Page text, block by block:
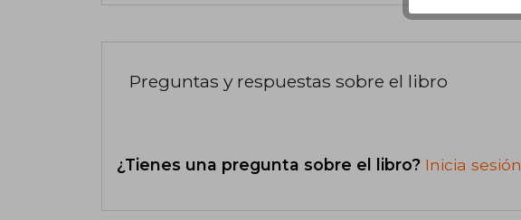
Preguntas y respuestas sobre el libro
¿Tienes una pregunta sobre el libro? Inicia sesión